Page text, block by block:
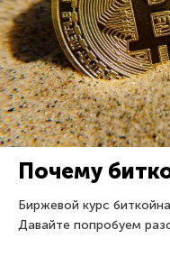
Почему
Биржевой курс
Давайте попробуем